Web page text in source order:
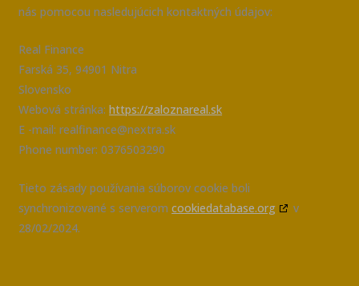
nás pomocou nasledujúcich kontaktných údajov:
Real Finance
Farská 35, 94901 Nitra
Slovensko
Webová stránka:https://zaloznareal.sk
E -mail:realfinance@nextra.sk
Phone number: 0376503290
Tieto zásady používania súborov cookie boli
synchronizované s serveromcookiedatabase.org
v
28/02/2024.